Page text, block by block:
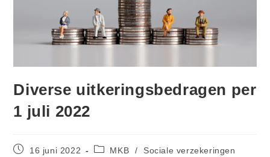
Diverse uitkeringsbedragen per
1 juli 2022
16 juni 2022 MKB / Sociale verzekeringen